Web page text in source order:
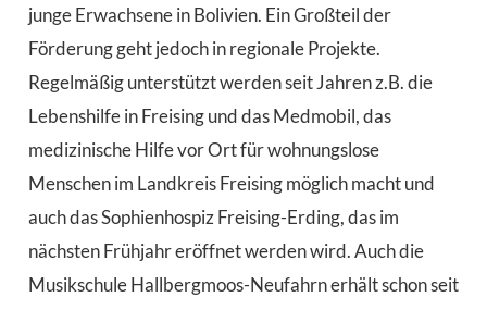
junge Erwachsene in Bolivien. Ein Großteil der
Förderung geht jedoch in regionale Projekte.
Regelmäßig unterstützt werden seit Jahren z.B. die
Lebenshilfe in Freising und das Medmobil, das
medizinische Hilfe vor Ort für wohnungslose
Menschen im Landkreis Freising möglich macht und
auch das Sophienhospiz Freising-Erding, das im
nächsten Frühjahr eröffnet werden wird. Auch die
Musikschule Hallbergmoos-Neufahrn erhält schon seit